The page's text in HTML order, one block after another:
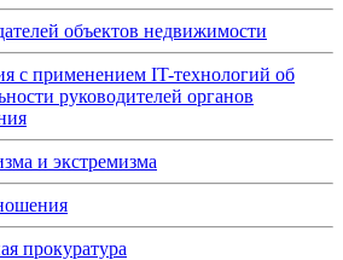
объектов недвижимости
с применением IT-технологий об
руководителей органов
и экстремизма
прокуратура